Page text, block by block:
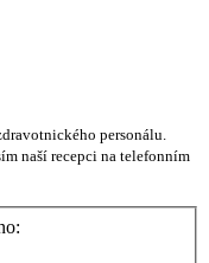
personálu.
naší recepci na telefonním